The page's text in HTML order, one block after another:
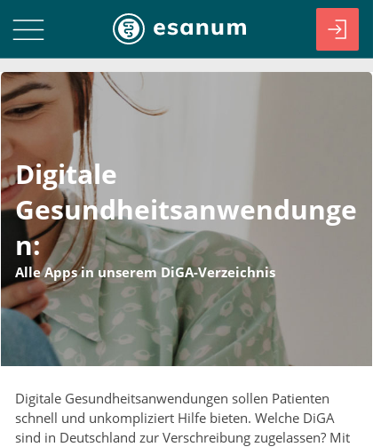
Digitale
Gesundheitsanwendunge
n:
Alle Apps in unserem DiGA-Verzeichnis
Digitale Gesundheitsanwendungen sollen Patienten
schnell und unkompliziert Hilfe bieten. Welche DiGA
sind in Deutschland zur Verschreibung zugelassen? Mit